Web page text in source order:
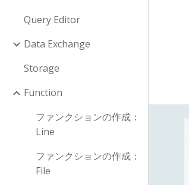
Query Editor
Data Exchange
Storage
Function
ファンクションの作成：
Line
ファンクションの作成：
File